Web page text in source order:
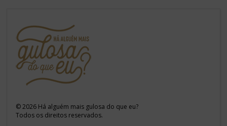
©2026 Há alguém mais gulosa do que eu?
Todos os direitos reservados.